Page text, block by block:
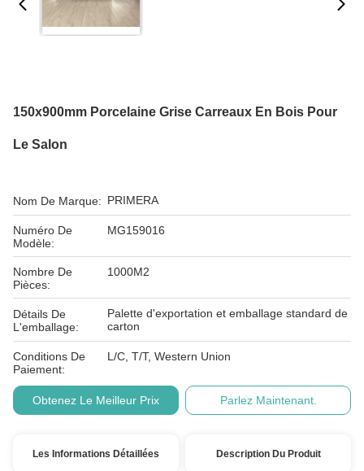
150x900mm Porcelaine Grise Carreaux En Bois Pour
Le Salon
Nom De Marque: PRIMERA
Numéro De
Modèle:
MG159016
Nombre De
Pièces:
1000M2
Détails De
L'emballage:
Palette d'exportation et emballage standard de
carton
Conditions De
Paiement:
L/C, T/T, Western Union
Obtenez Le Meilleur Prix Parlez Maintenant.
Les Informations Détaillées Description Du Produit